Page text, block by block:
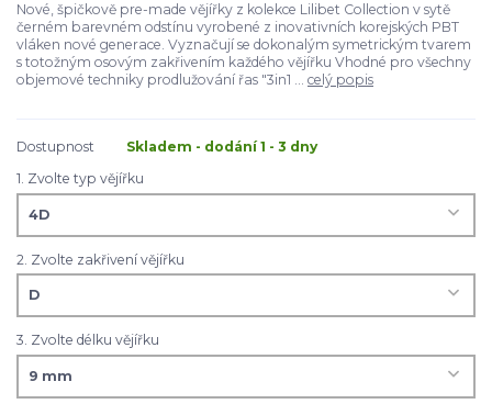
Nové, špičkově pre-made vějířky z kolekce Lilibet Collection v sytě
černém barevném odstínu vyrobené z inovativních korejských PBT
vláken nové generace. Vyznačují se dokonalým symetrickým tvarem
s totožným osovým zakřivením každého vějířku Vhodné pro všechny
objemové techniky prodlužování řas "3in1 ... celý popis
Dostupnost
Skladem - dodání 1 - 3 dny
1. Zvolte typ vějířku
2. Zvolte zakřivení vějířku
3. Zvolte délku vějířku